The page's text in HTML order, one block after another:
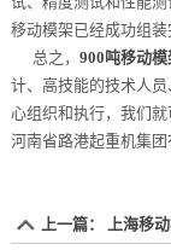
移动模架已经成功组装
总之，900吨移动模
计、高技能的技术人
心组织和执行，我们就
河南省路港起重机集
上一篇：上海移